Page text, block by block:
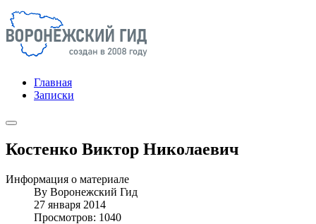
Главная
Записки
Костенко Виктор Николаевич
Информация о материале
By Воронежский Гид
27 января 2014
Просмотров: 1040